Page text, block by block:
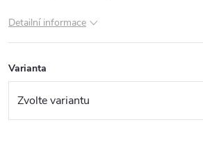
Detailní informace
Varianta